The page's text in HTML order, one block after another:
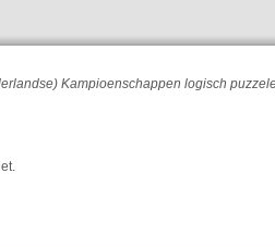
Kampioenschappen logisch